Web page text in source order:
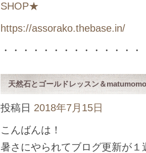
SHOP★
https://assorako.thebase.in/
・・・・・・・・・・・・・・
天然石とゴールドレッスン＆
投稿日 2018年7月15日
こんばんは！
暑さにやられてブログ更新が